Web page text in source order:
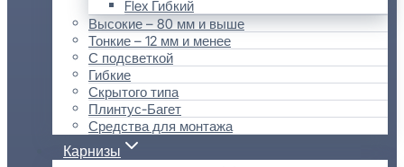
Flex Гибкий
Высокие – 80 мм и выше
Тонкие – 12 мм и менее
С подсветкой
Гибкие
Скрытого типа
Плинтус-Багет
Средства для монтажа
Карнизы